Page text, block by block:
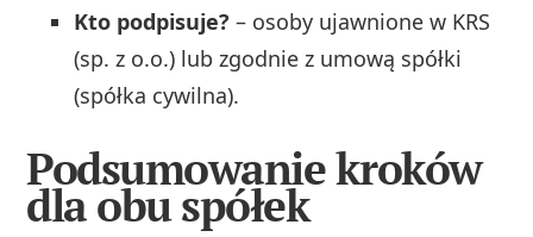
Kto podpisuje? – osoby ujawnione w KRS
(sp. z o.o.) lub zgodnie z umową spółki
(spółka cywilna).
Podsumowanie kroków
dla obu spółek